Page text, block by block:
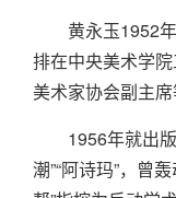
黄永玉1952
排在中央美术学
美术家协会副主席
1956年就出
潮”“阿诗玛”，曾